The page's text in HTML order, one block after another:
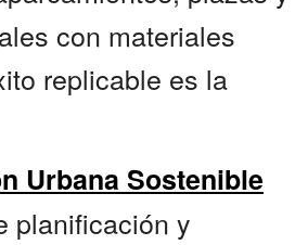
con materiales
replicable es la
Urbana Sostenible
planificación y